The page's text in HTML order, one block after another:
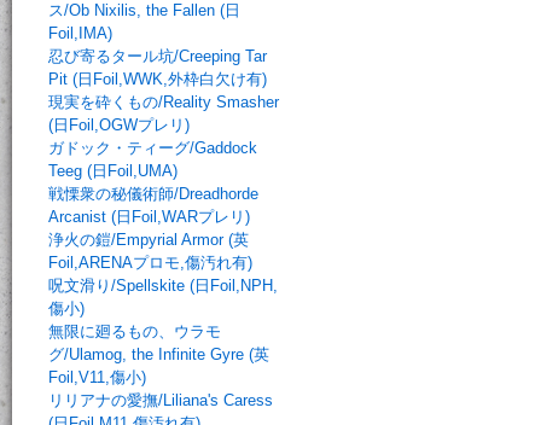
ス/Ob Nixilis, the Fallen (日
Foil,IMA)
忍び寄るタール坑/Creeping Tar
Pit (日Foil,WWK,外枠白欠け有)
現実を砕くもの/Reality Smasher
(日Foil,OGWプレリ)
ガドック・ティーグ/Gaddock
Teeg (日Foil,UMA)
戦慄衆の秘儀術師/Dreadhorde
Arcanist (日Foil,WARプレリ)
浄火の鎧/Empyrial Armor (英
Foil,ARENAプロモ,傷汚れ有)
呪文滑り/Spellskite (日Foil,NPH,
傷小)
無限に廻るもの、ウラモ
グ/Ulamog, the Infinite Gyre (英
Foil,V11,傷小)
リリアナの愛撫/Liliana's Caress